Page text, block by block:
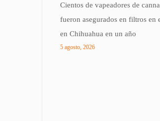
Cientos de vapeadores de
fueron asegurados en filtros en
en Chihuahua en un año
5 agosto, 2026